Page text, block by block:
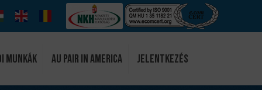
Au Pair in America Jelentkezés